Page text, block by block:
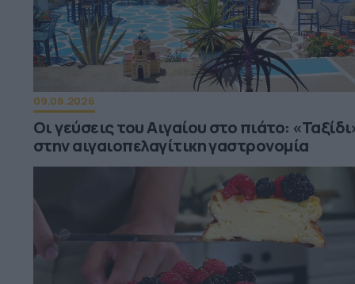
09.08.2026
Οι γεύσεις του Αιγαίου στο πιάτο:
στην αιγαιοπελαγίτικη γαστρονομία